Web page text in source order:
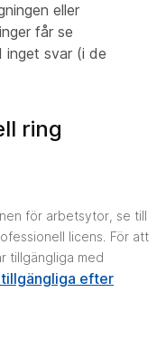
eller
får se
inget svar (i de
ring
för arbetsytor, se till
licens. För att
tillgängliga med
efter